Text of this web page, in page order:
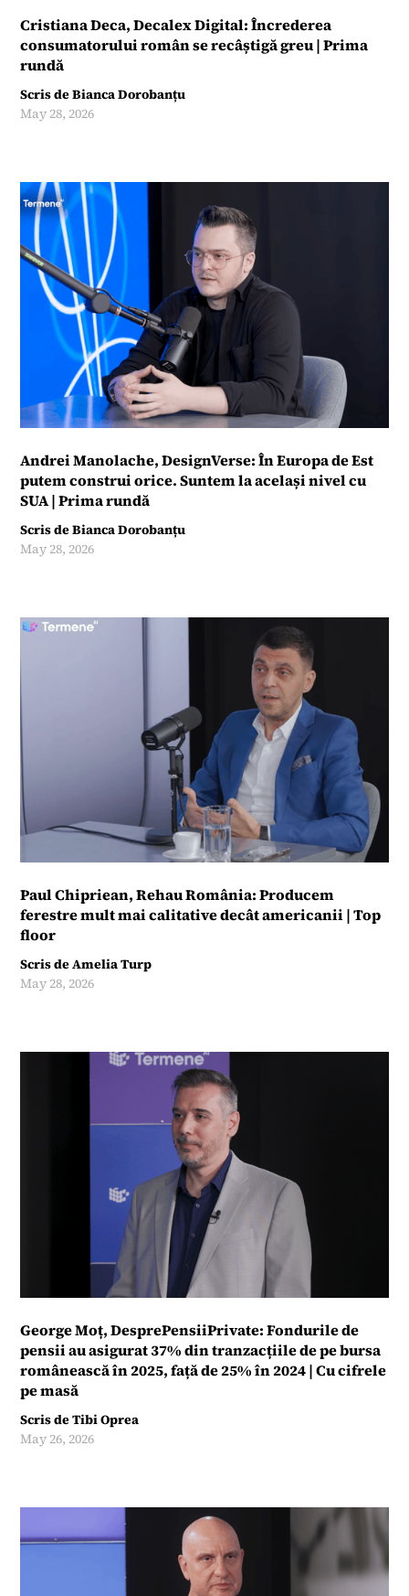
Cristiana Deca, Decalex Digital: Încrederea
consumatorului român se recâștigă greu | Prima
rundă
Scris deBianca Dorobanțu
May 28, 2026
Andrei Manolache, DesignVerse: În Europa de Est
putem construi orice. Suntem la același nivel cu
SUA | Prima rundă
Scris deBianca Dorobanțu
May 28, 2026
Paul Chipriean, Rehau România: Producem
ferestre mult mai calitative decât americanii | Top
floor
Scris deAmelia Turp
May 28, 2026
George Moț, DesprePensiiPrivate: Fondurile de
pensii au asigurat 37% din tranzacțiile de pe bursa
românească în 2025, față de 25% în 2024 | Cu cifrele
pe masă
Scris deTibi Oprea
May 26, 2026